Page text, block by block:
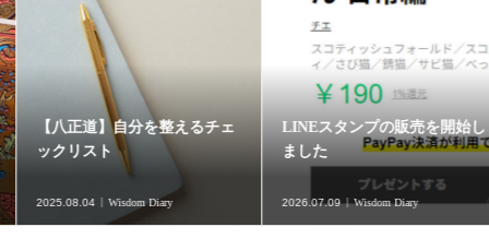
【八正道】自分を整えるチェ
ックリスト
2025.08.04 Wisdom Diary
LINEスタンプの販売を開始し
ました
2026.07.09 Wisdom Diary